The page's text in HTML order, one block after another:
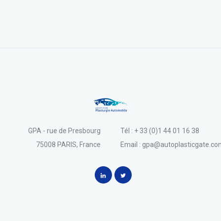
Tél : + 33 (0)1 44 01 16 38
Email :
GPA - rue de Presbourg
75008 PARIS, France